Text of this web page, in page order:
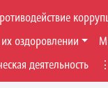
оздоровлении
деятельность ⋮